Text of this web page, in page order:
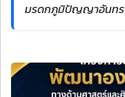
มรดกภูมิปัญญาอันทร